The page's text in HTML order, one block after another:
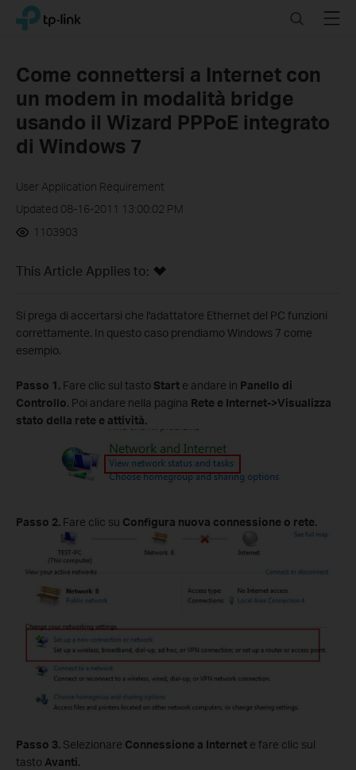
Click
navigation
TP-Link, Reliably Smart SearchMenu
Come connettersi a Internet con
un modem in modalità bridge
usando il Wizard PPPoE integrato
di Windows 7
User Application Requirement
Updated 08-16-2011 13:00:02 PM
1103903
This Article Applies to:
Si prega di accertarsi che l'adattatore Ethernet del PC funzioni
correttamente. In questo caso prendiamo Windows 7 come
esempio.
Passo 1. Fare clic sul tasto Start e andare in Panello di
Controllo. Poi andare nella pagina Rete e Internet->Visualizza
stato della rete e attività.
Passo 2. Fare clic su Configura nuova connessione o rete.
Passo 3. Selezionare Connessione a Internet e fare clic sul
tastoAvanti.